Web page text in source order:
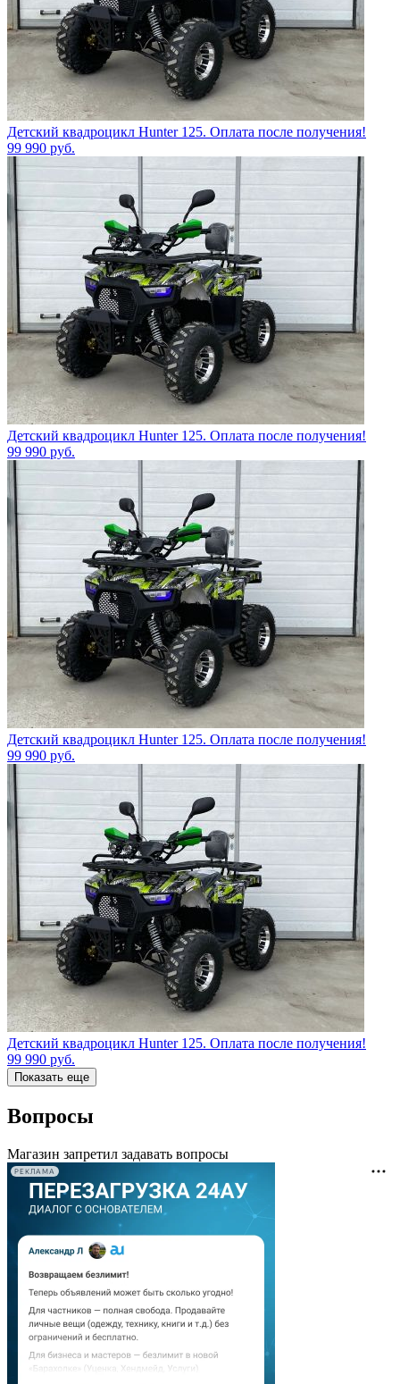
Детский квадроцикл Hunter 125. Оплата после получения!
99 990 руб.
Детский квадроцикл Hunter 125. Оплата после получения!
99 990 руб.
Детский квадроцикл Hunter 125. Оплата после получения!
99 990 руб.
Детский квадроцикл Hunter 125. Оплата после получения!
99 990 руб.
Показать еще
Вопросы
Магазин запретил задавать вопросы
РЕКЛАМА